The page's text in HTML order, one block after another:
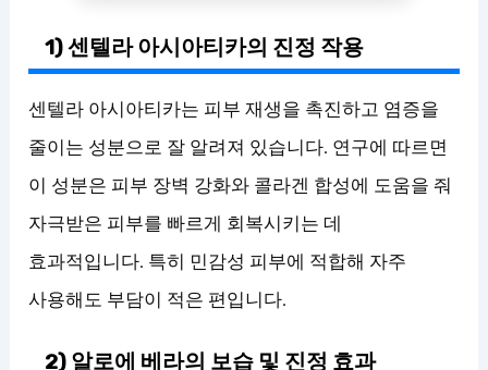
1) 센텔라 아시아티카의 진정 작용
센텔라 아시아티카는 피부 재생을 촉진하고 염증을
줄이는 성분으로 잘 알려져 있습니다. 연구에 따르면
이 성분은 피부 장벽 강화와 콜라겐 합성에 도움을 줘
자극받은 피부를 빠르게 회복시키는 데
효과적입니다. 특히 민감성 피부에 적합해 자주
사용해도 부담이 적은 편입니다.
2) 알로에 베라의 보습 및 진정 효과